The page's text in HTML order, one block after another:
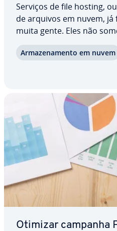
Serviços de file hosting,
de arquivos em nuvem,
muita gente. Eles não
em smartpho­nes como
cro­ni­za­dos com
Ar­ma­ze­na­mento em nuvem
Otimizar campanha